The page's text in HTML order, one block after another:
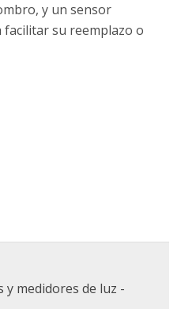
y un sensor
su reemplazo o
y medidores de luz -